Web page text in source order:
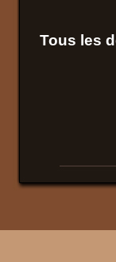
Tous les